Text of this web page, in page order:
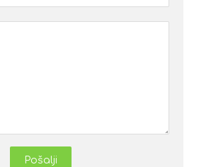
Pošalji